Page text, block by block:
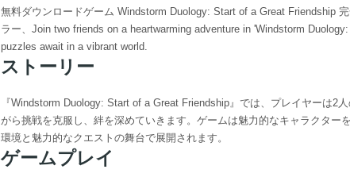
無料ダウンロードゲーム Windstorm Duology: Start of a Great Friendship
ラー、Join two friends on a heartwarming adventure in 'Windstorm
puzzles await in a vibrant world.
ストーリー
『Windstorm Duology: Start of a Great Friendship』では、プレイヤーは
がら挑戦を克服し、絆を深めていきます。ゲームは魅力的なキャラクタ
環境と魅力的なクエストの舞台で展開されます。
ゲームプレイ